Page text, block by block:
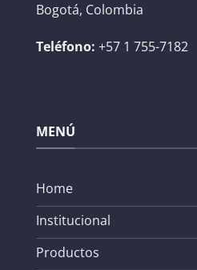
Bogotá, Colombia
Teléfono: +57 1 755-7182
MENÚ
Home
Institucional
Productos